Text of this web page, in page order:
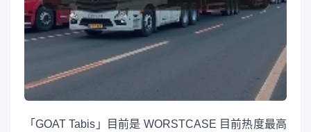
「GOAT Tabis」目前是 WORSTCASE 目前热度最高